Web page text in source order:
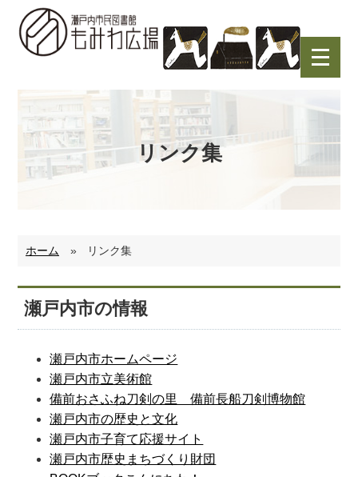
リンク集
ホーム » リンク集
瀬戸内市の情報
瀬戸内市ホームページ
瀬戸内市立美術館
備前おさふね刀剣の里 備前長船刀剣博物館
瀬戸内市の歴史と文化
瀬戸内市子育て応援サイト
瀬戸内市歴史まちづくり財団